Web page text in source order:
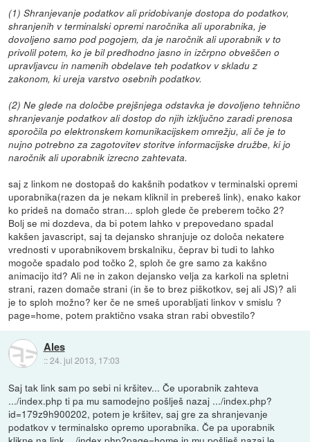
(1) Shranjevanje podatkov ali pridobivanje dostopa do podatkov,
shranjenih v terminalski opremi naročnika ali uporabnika, je
dovoljeno samo pod pogojem, da je naročnik ali uporabnik v to
privolil potem, ko je bil predhodno jasno in izčrpno obveščen o
upravljavcu in namenih obdelave teh podatkov v skladu z
zakonom, ki ureja varstvo osebnih podatkov.
(2) Ne glede na določbe prejšnjega odstavka je dovoljeno tehnično
shranjevanje podatkov ali dostop do njih izključno zaradi prenosa
sporočila po elektronskem komunikacijskem omrežju, ali če je to
nujno potrebno za zagotovitev storitve informacijske družbe, ki jo
naročnik ali uporabnik izrecno zahtevata.
saj z linkom ne dostopaš do kakšnih podatkov v terminalski opremi
uporabnika(razen da je nekam kliknil in prebereš link), enako kakor
ko prideš na domačo stran... sploh glede če preberem točko 2?
Bolj se mi dozdeva, da bi potem lahko v prepovedano spadal
kakšen javascript, saj ta dejansko shranjuje oz določa nekatere
vrednosti v uporabnikovem brskalniku, čeprav bi tudi to lahko
mogoče spadalo pod točko 2, sploh če gre samo za kakšno
animacijo itd? Ali ne in zakon dejansko velja za karkoli na spletni
strani, razen domače strani (in še to brez piškotkov, sej ali JS)? ali
je to sploh možno? ker če ne smeš uporabljati linkov v smislu ?
page=home, potem praktično vsaka stran rabi obvestilo?
Ales
::24. jul 2013, 17:03
Saj tak link sam po sebi ni kršitev... Če uporabnik zahteva
.../index.php ti pa mu samodejno pošlješ nazaj .../index.php?
id=179z9h900202, potem je kršitev, saj gre za shranjevanje
podatkov v terminalsko opremo uporabnika. Če pa uporabnik